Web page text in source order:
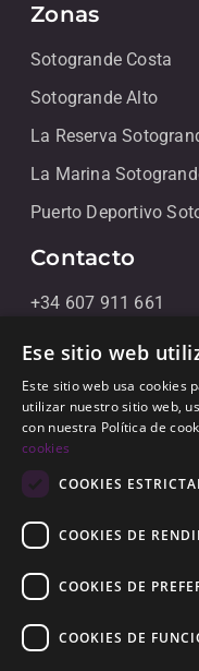
Zonas
Sotogrande Costa
Sotogrande Alto
La Reserva
La Marina
Puerto Deportivo
Contacto
+34 607 911 661
+34 856 091 709
info@noll-
Contáctanos
Galerias Paniagua
11310 Sotogrande,
Ese sitio web
Este sitio web usa cookies
utilizar nuestro sitio web,
con nuestra Política de
cookies
COOKIES
COOKIES DE
COOKIES DE
COOKIES DE